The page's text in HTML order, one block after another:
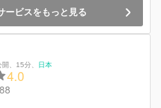
ービスをもっと見る
開 15分 日本
4.0